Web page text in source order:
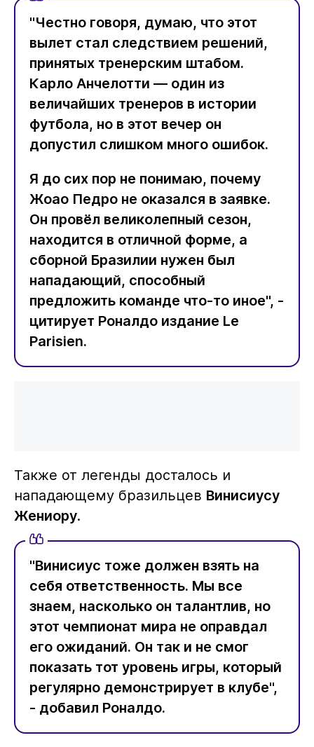
"Честно говоря, думаю, что этот
вылет стал следствием решений,
принятых тренерским штабом.
Карло Анчелотти — один из
величайших тренеров в истории
футбола, но в этот вечер он
допустил слишком много ошибок.
Я до сих пор не понимаю, почему
Жоао Педро не оказался в заявке.
Он провёл великолепный сезон,
находится в отличной форме, а
сборной Бразилии нужен был
нападающий, способный
предложить команде что-то иное", -
цитирует Роналдо издание Le
Parisien.
Также от легенды досталось и
нападающему бразильцев Винисиусу
Жениору.
"Винисиус тоже должен взять на
себя ответственность. Мы все
знаем, насколько он талантлив, но
этот чемпионат мира не оправдал
его ожиданий. Он так и не смог
показать тот уровень игры, который
регулярно демонстрирует в клубе",
- добавил Роналдо.